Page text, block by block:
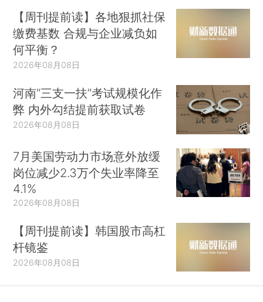
【周刊提前读】各地狠抓社保
缴费基数 合规与企业减负如
何平衡？
2026年08月08日
河南“三支一扶”考试规模化作
弊 内外勾结提前获取试卷
2026年08月08日
7月美国劳动力市场意外放缓
岗位减少2.3万个失业率降至
4.1%
2026年08月08日
【周刊提前读】韩国股市高杠
杆镜鉴
2026年08月08日